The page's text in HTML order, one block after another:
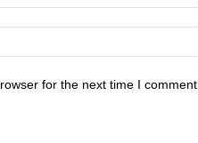
for the next time I comment.